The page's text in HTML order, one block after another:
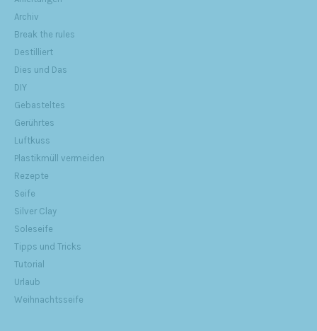
Archiv
Break the rules
Destilliert
Dies und Das
DIY
Gebasteltes
Gerührtes
Luftkuss
Plastikmüll vermeiden
Rezepte
Seife
Silver Clay
Soleseife
Tipps und Tricks
Tutorial
Urlaub
Weihnachtsseife